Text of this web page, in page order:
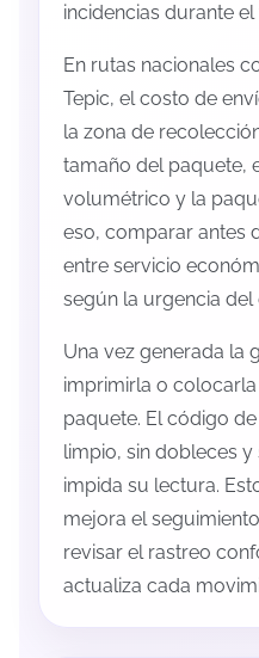
incidencias durante
En rutas nacionales
Tepic, el costo de
la zona de
tamaño del paquete,
volumétrico y la
eso, comparar antes
entre servicio
según la urgencia del
Una vez generada la
imprimirla o
paquete. El código
limpio, sin dobleces
impida su lectura.
mejora el
revisar el rastreo
actualiza cada